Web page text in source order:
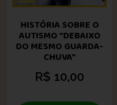
HISTÓRIA SOBRE O
AUTISMO “DEBAIXO
DO MESMO GUARDA-
CHUVA”
R$ 10,00